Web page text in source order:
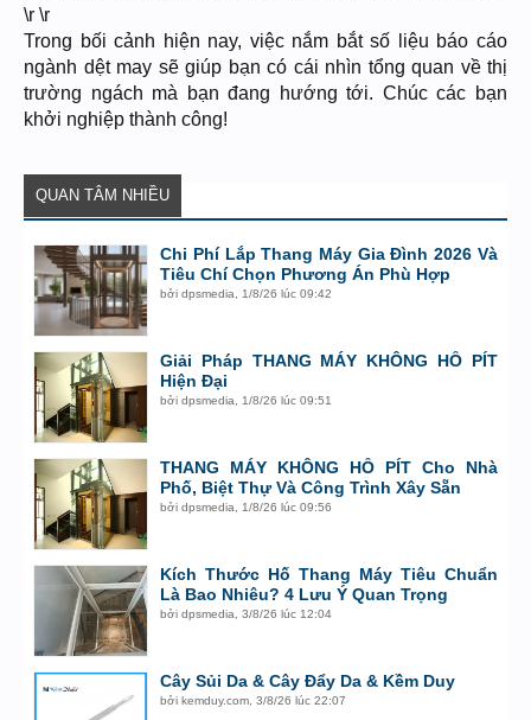
\r \r
Trong bối cảnh hiện nay, việc nắm bắt số liệu báo cáo
ngành dệt may sẽ giúp bạn có cái nhìn tổng quan về thị
trường ngách mà bạn đang hướng tới. Chúc các bạn
khởi nghiệp thành công!
QUAN TÂM NHIỀU
Chi Phí Lắp Thang Máy Gia Đình 2026 Và
Tiêu Chí Chọn Phương Án Phù Hợp
bởidpsmedia 1/8/26 lúc 09:42
Giải Pháp THANG MÁY KHÔNG HỐ PÍT
Hiện Đại
bởidpsmedia 1/8/26 lúc 09:51
THANG MÁY KHÔNG HỐ PÍT Cho Nhà
Phố, Biệt Thự Và Công Trình Xây Sẵn
bởidpsmedia 1/8/26 lúc 09:56
Kích Thước Hố Thang Máy Tiêu Chuẩn
Là Bao Nhiêu? 4 Lưu Ý Quan Trọng
bởidpsmedia ,3/8/26 lúc 12:04
Cây Sủi Da & Cây Đẩy Da & Kềm Duy
bởikemduy.com ,3/8/26 lúc 22:07